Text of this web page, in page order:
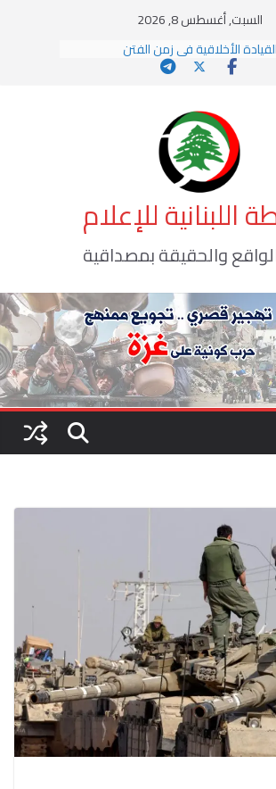
السبت, أغسطس 8, 2026
القيادة الأخلاقية في زمن الفتن
الاستلاب الثقافي وتحديات الهوية الإسلامية
يومَ يَفيضُ العَرَقُ
اللبنانية للإعلام
والحقيقة بمصداقية